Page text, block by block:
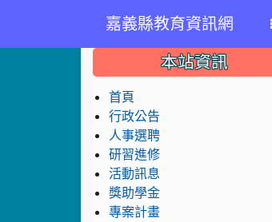
嘉義縣教育資訊網
::: 本站資訊
首頁
行政公告
人事選聘
研習進修
活動訊息
獎助學金
專案計畫